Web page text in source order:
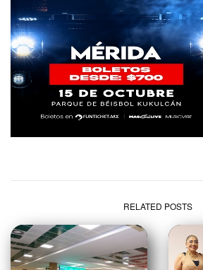
RELATED POSTS